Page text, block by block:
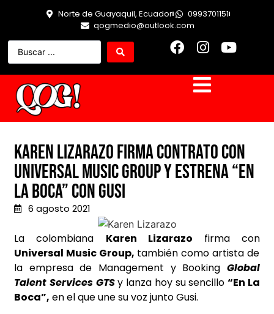
Norte de Guayaquil, Ecuador
0993701151
qogmedio@outlook.com
Karen Lizarazo firma contrato con
Universal Music Group y estrena “En
La Boca” con Gusi
6 agosto 2021
La colombiana Karen Lizarazo firma con
Universal Music Group, también como artista de
la empresa de Management y Booking Global
Talent Services GTSy lanza hoy su sencillo“En La
Boca”, en el que une su voz junto Gusi.